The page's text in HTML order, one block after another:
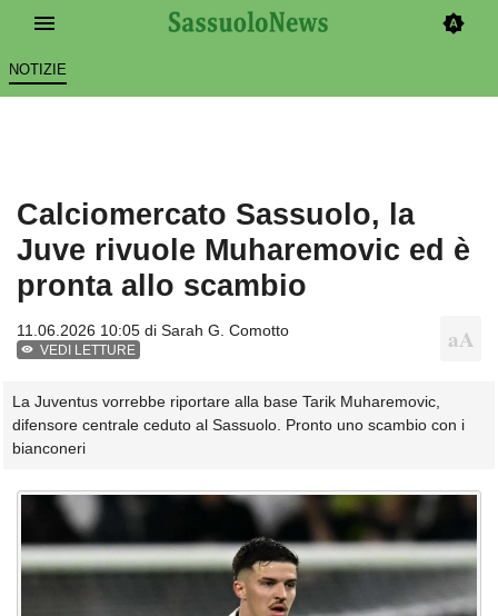
NOTIZIE
Calciomercato Sassuolo, la
Juve rivuole Muharemovic ed è
pronta allo scambio
11.06.2026 10:05 di Sarah G. Comotto
VEDI LETTURE
La Juventus vorrebbe riportare alla base Tarik Muharemovic,
difensore centrale ceduto al Sassuolo. Pronto uno scambio con i
bianconeri